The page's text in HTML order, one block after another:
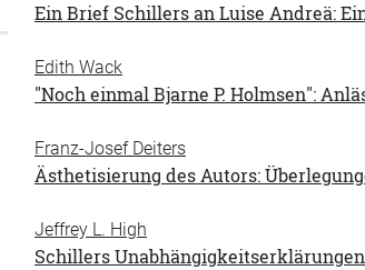
Ein Brief Schillers an Luise Andreä:
Edith Wack
"Noch einmal Bjarne P. Holmsen":
Franz-Josef Deiters
Ästhetisierung des Autors:
Jeffrey L. High
Schillers